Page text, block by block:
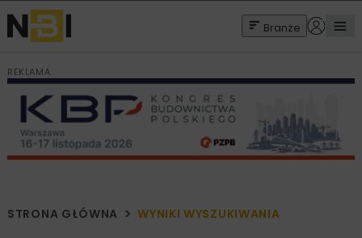
Branże
REKLAMA
STRONA GŁÓWNA WYNIKI WYSZUKIWANIA